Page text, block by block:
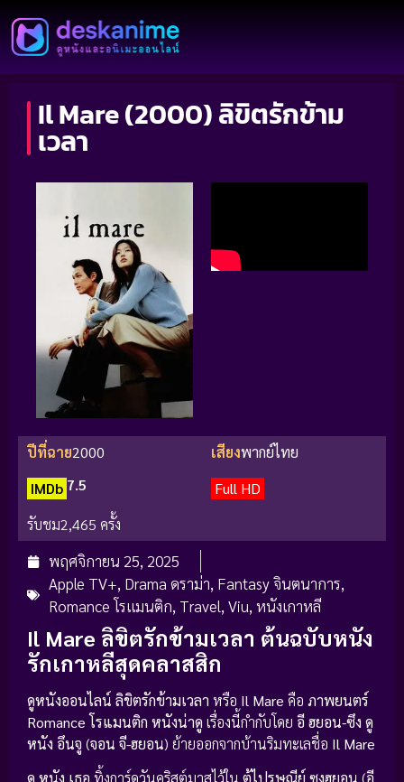
Il Mare (2000) ลิขิตรักข้าม
เวลา
ปีที่ฉาย2000 เสียงพากย์ไทย
IMDb 7.5
Full HD
รับชม2,465 ครั้ง
พฤศจิกายน 25, 2025
Apple TV+, Drama ดราม่า, Fantasy จินตนาการ,
Romance โรแมนติก, Travel, Viu, หนังเกาหลี
Il Mare ลิขิตรักข้ามเวลา ต้นฉบับหนัง
รักเกาหลีสุดคลาสสิก
ดูหนังออนไลน์ ลิขิตรักข้ามเวลา หรือ Il Mare คือ ภาพยนตร์
Romance โรแมนติก หนังน่าดู เรื่องนี้กำกับโดย อี ฮยอน-ซึง ดู
หนัง อึนจู (จอน จี-ฮยอน) ย้ายออกจากบ้านริมทะเลชื่อ Il Mare